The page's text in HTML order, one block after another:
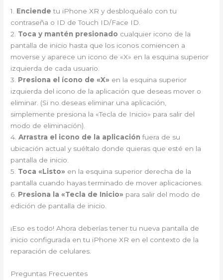
1. Enciende tu iPhone XR y desbloquéalo con tu
contraseña o ID de Touch ID/Face ID.
2. Toca y mantén presionado cualquier icono de la
pantalla de inicio hasta que los iconos comiencen a
moverse y aparece un icono de «X» en la esquina superior
izquierda de cada usuario.
3. Presiona el ícono de «X» en la esquina superior
izquierda del icono de la aplicación que deseas mover o
eliminar. (Si no deseas eliminar una aplicación,
simplemente presiona la «Tecla de Inicio» para salir del
modo de eliminación).
4.Arrastra el icono de la aplicación fuera de su
ubicación actual y suéltalo donde quieras que esté en la
pantalla de inicio.
5. Toca «Listo» en la esquina superior derecha de la
pantalla cuando hayas terminado de mover aplicaciones.
6. Presiona la «Tecla de Inicio» para salir del modo de
edición de pantalla de inicio.
¡Eso es todo! Ahora deberías tener tu nueva pantalla de
inicio configurada en tu iPhone XR en el contexto de la
reparación de celulares.
Preguntas Frecuentes